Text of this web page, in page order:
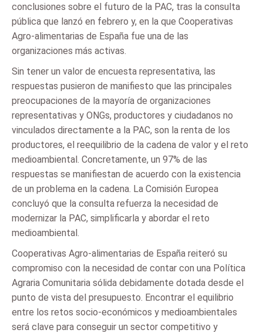
conclusiones sobre el futuro de la PAC, tras la consulta
pública que lanzó en febrero y, en la que Cooperativas
Agro-alimentarias de España fue una de las
organizaciones más activas.
Sin tener un valor de encuesta representativa, las
respuestas pusieron de manifiesto que las principales
preocupaciones de la mayoría de organizaciones
representativas y ONGs, productores y ciudadanos no
vinculados directamente a la PAC, son la renta de los
productores, el reequilibrio de la cadena de valor y el reto
medioambiental. Concretamente, un 97% de las
respuestas se manifiestan de acuerdo con la existencia
de un problema en la cadena. La Comisión Europea
concluyó que la consulta refuerza la necesidad de
modernizar la PAC, simplificarla y abordar el reto
medioambiental.
Cooperativas Agro-alimentarias de España reiteró su
compromiso con la necesidad de contar con una Política
Agraria Comunitaria sólida debidamente dotada desde el
punto de vista del presupuesto. Encontrar el equilibrio
entre los retos socio-económicos y medioambientales
será clave para conseguir un sector competitivo y